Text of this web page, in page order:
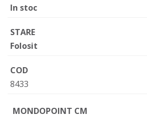
In stoc
STARE
Folosit
COD
8433
MONDOPOINT CM